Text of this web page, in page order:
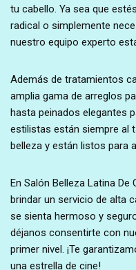
tu cabello. Ya sea que
radical o simplemente
nuestro equipo experto
Además de tratamientos
amplia gama de arreglos
hasta peinados elegantes
estilistas están siempre al
belleza y están listos para
En Salón Belleza Latina
brindar un servicio de alta
se sienta hermoso y
déjanos consentirte con
primer nivel. ¡Te
una estrella de cine!